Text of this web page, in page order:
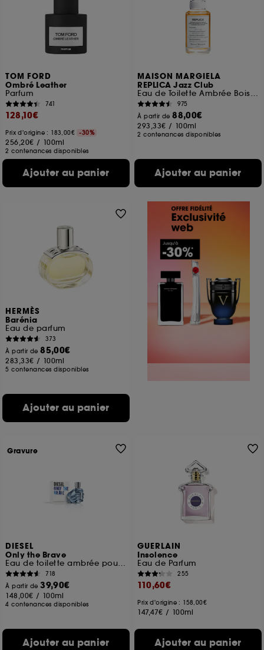
TOM FORD
Ombré Leather
Parfum
741
128,10€
Prix d'origine : 183,00€ -30%
256,20€ / 100ml
2 contenances disponibles
Ajouter au panier
MAISON MARGIELA
REPLICA Jazz Club
Eau de Toilette Ambrée Boisée Rechargeable Mixte
975
À partir de88,00€
293,33€ / 100ml
2 contenances disponibles
Ajouter au panier
HERMÈS
Barénia
Eau de parfum
373
À partir de85,00€
283,33€ / 100ml
5 contenances disponibles
Ajouter au panier
DIESEL
Only the Brave
Eau de toilette ambrée pour homme
718
À partir de39,90€
148,00€ / 100ml
4 contenances disponibles
Ajouter au panier
Gravure
GUERLAIN
Insolence
Eau de Parfum
255
110,60€
Prix d'origine : 158,00€
147,47€ / 100ml
Ajouter au panier